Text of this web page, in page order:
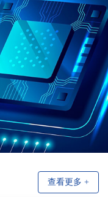
查看更多 +